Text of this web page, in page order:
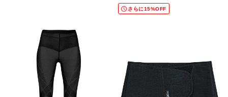
さらに15%OFF